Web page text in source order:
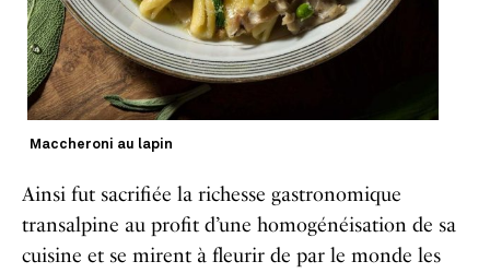
Maccheroni au lapin
Ainsi fut sacrifiée la richesse gastronomique
transalpine au profit d’une homogénéisation de sa
cuisine et se mirent à fleurir de par le monde les